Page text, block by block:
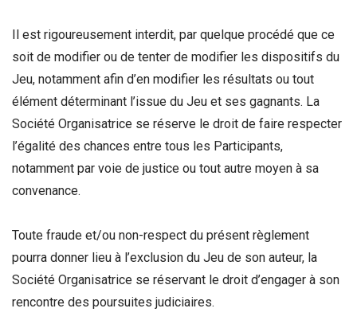
Il est rigoureusement interdit, par quelque procédé que ce
soit de modifier ou de tenter de modifier les dispositifs du
Jeu, notamment afin d’en modifier les résultats ou tout
élément déterminant l’issue du Jeu et ses gagnants. La
Société Organisatrice se réserve le droit de faire respecter
l’égalité des chances entre tous les Participants,
notamment par voie de justice ou tout autre moyen à sa
convenance.
Toute fraude et/ou non-respect du présent règlement
pourra donner lieu à l’exclusion du Jeu de son auteur, la
Société Organisatrice se réservant le droit d’engager à son
rencontre des poursuites judiciaires.